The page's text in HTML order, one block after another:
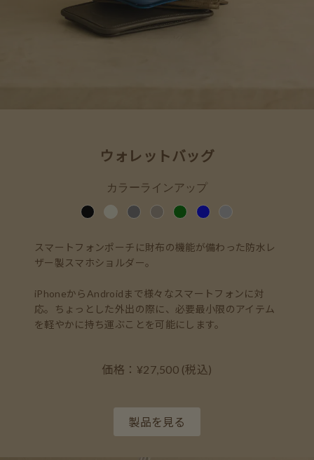
ウォレットバッグ
カラーラインアップ
スマートフォンポーチに財布の機能が備わった防水レ
ザー製スマホショルダー。
iPhoneからAndroidまで様々なスマートフォンに対
応。ちょっとした外出の際に、必要最小限のアイテム
を軽やかに持ち運ぶことを可能にします。
価格：¥27,500 (税込)
製品を見る